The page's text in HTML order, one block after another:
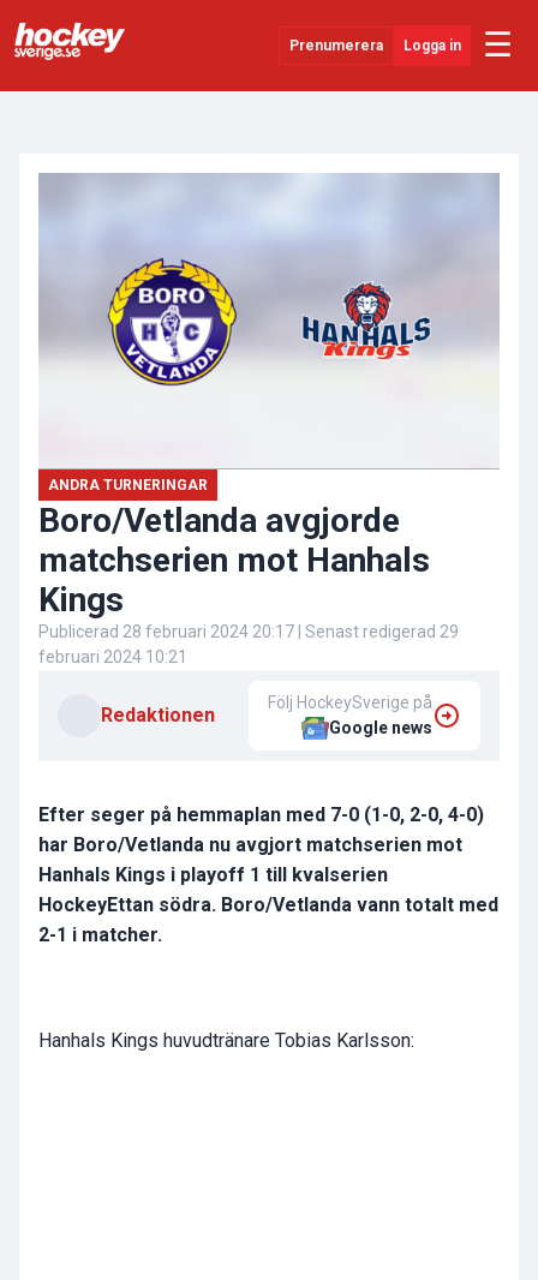
Prenumerera Logga in ☰
ANDRA TURNERINGAR
Boro/Vetlanda avgjorde
matchserien mot Hanhals
Kings
Publicerad 28 februari 2024 20:17 | Senast redigerad 29
februari 2024 10:21
Redaktionen
Följ HockeySverige på
Google news
Efter seger på hemmaplan med 7-0 (1-0, 2-0, 4-0)
har Boro/Vetlanda nu avgjort matchserien mot
Hanhals Kings i playoff 1 till kvalserien
HockeyEttan södra. Boro/Vetlanda vann totalt med
2-1 i matcher.
Hanhals Kings huvudtränare Tobias Karlsson: